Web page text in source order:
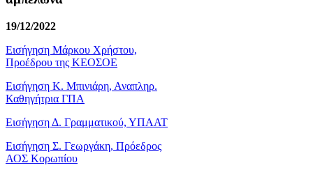
19/12/2022
Εισήγηση Μάρκου Χρήστου,
Προέδρου της ΚΕΟΣΟΕ
Εισήγηση Κ. Μπινιάρη, Αναπληρ.
Καθηγήτρια ΓΠΑ
Εισήγηση Δ. Γραμματικού, ΥΠΑΑΤ
Εισήγηση Σ. Γεωργάκη, Πρόεδρος
ΑΟΣ Κορωπίου